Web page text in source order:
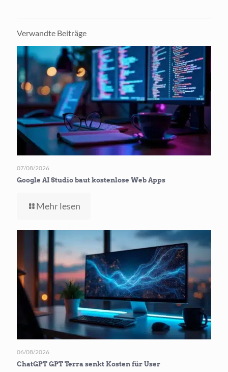
Verwandte Beiträge
07/08/2026
Google AI Studio baut kostenlose Web Apps
Mehr lesen
kostenlose
Web Apps
06/08/2026
ChatGPT GPT Terra senkt Kosten für User